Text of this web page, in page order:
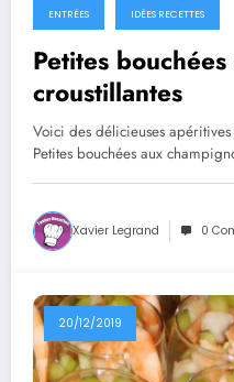
ENTRÉES IDÉES RECETTES
Petites
croustillantes
Voici des délicieuses apéritives
Petites bouchées aux
Xavier Legrand 0
20/12/2019